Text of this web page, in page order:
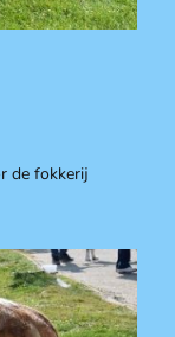
de fokkerij